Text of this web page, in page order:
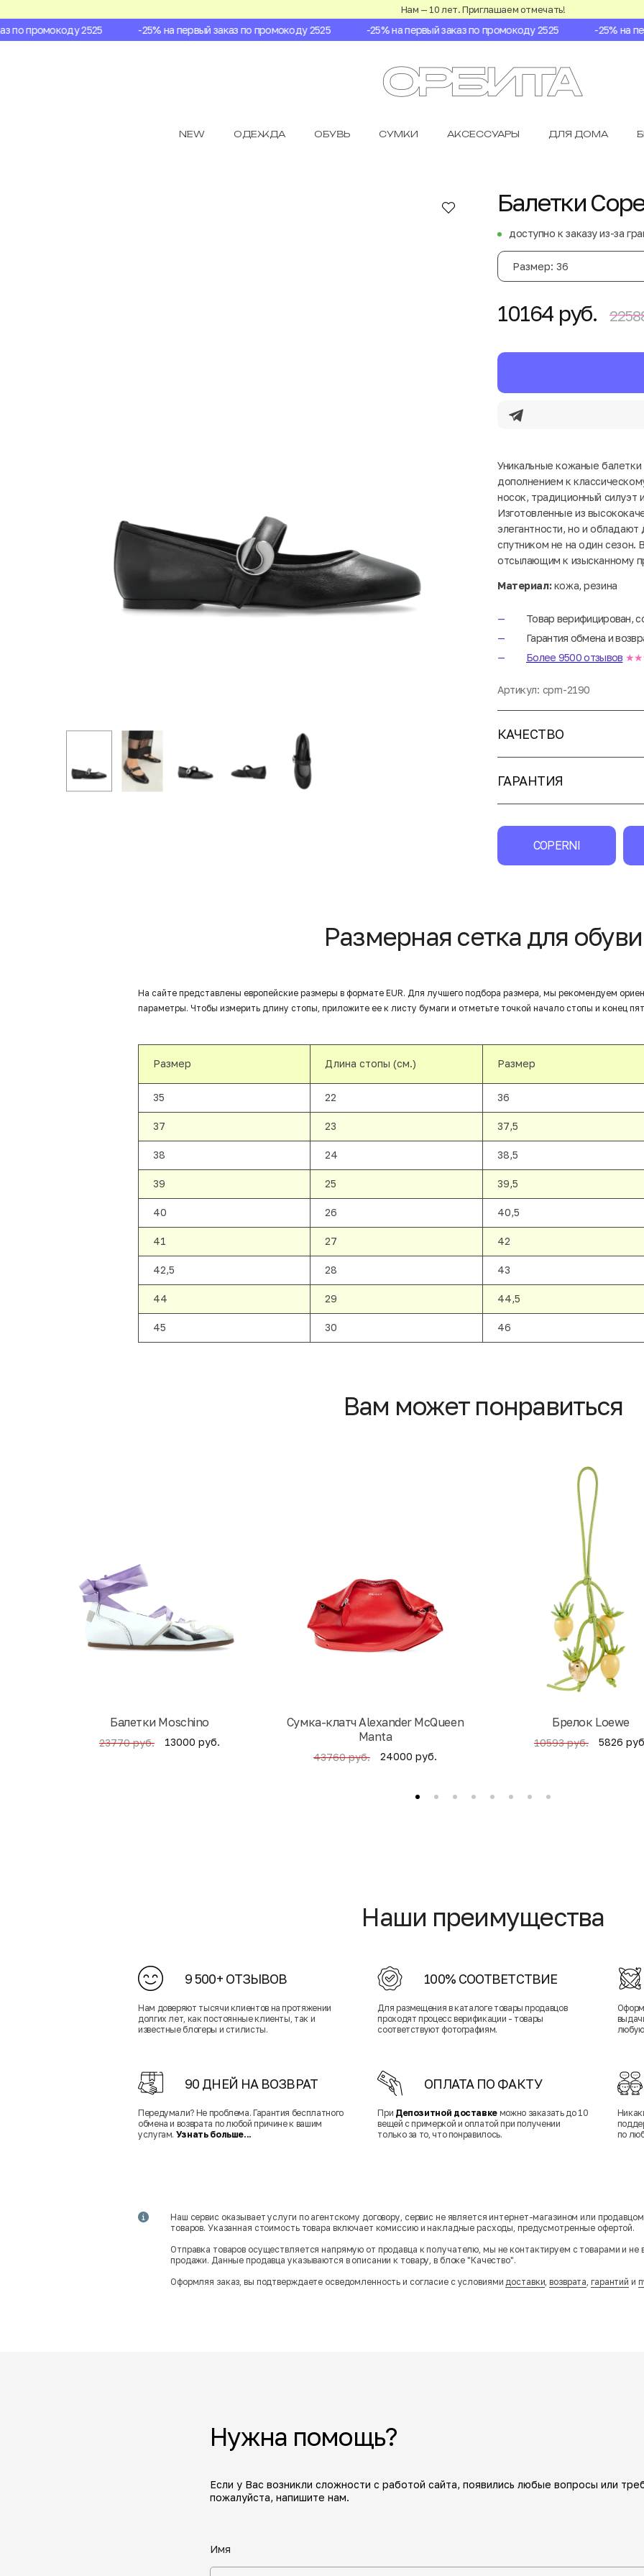
Нам — 10 лет. Приглашаем отмечать!
промокоду 2525 -25% на первый заказ по промокоду 2525 -25% на первый заказ по промокоду 2525 -25% на
NEW ОДЕЖДА ОБУВЬ СУМКИ АКСЕССУАРЫ ДЛЯ ДОМА
Балетки
доступно к заказу из-за
Размер: 36
10164 руб.
Уникальные кожаные
дополнением к
носок, традиционный
Изготовленные из
элегантности, но и
спутником не на один сезон.
отсылающим к изысканному
Материал:кожа, резина
Товар верифицирован,
Гарантия обмена и
Более 9500 отзывов
Артикул: cprn-2190
КАЧЕСТВО
ГАРАНТИЯ
COPERNI
Размерная сетка для обуви
На сайте представлены европейские размеры в формате EUR. Для лучшего подбора размера, мы рекомендуем
параметры. Чтобы измерить длину стопы, приложите ее к листу бумаги и отметьте точкой начало стопы и конец
Размер Длина стопы (см.) Размер
35 22 36
37 23 37,5
38 24 38,5
39 25 39,5
40 26 40,5
41 27 42
42,5 28 43
44 29 44,5
45 30 46
Вам может понравиться
Балетки Moschino
23770 руб. 13000 руб.
Cумка-клатч Alexander McQueen
Manta
43760 руб. 24000 руб.
Брелок Loewe
10593 руб. 5826
Наши преимущества
9 500+ ОТЗЫВОВ
Нам доверяют тысячи клиентов на протяжении
долгих лет, как постоянные клиенты, так и
известные блогеры и стилисты.
100% СООТВЕТСТВИЕ
Для размещения в каталоге товары продавцов
проходят процесс верификации - товары
соответствуют фотографиям.
90 ДНЕЙ НА ВОЗВРАТ
Передумали? Не проблема. Гарантия бесплатного
обмена и возврата по любой причине к вашим
услугам. Узнать больше...
ОПЛАТА ПО ФАКТУ
При Депозитной доставке можно заказать до 10
вещей с примеркой и оплатой при получении
только за то, что понравилось.
по
Наш сервис оказывает услуги по агентскому договору, сервис не является интернет-магазином или
товаров. Указанная стоимость товара включает комиссию и накладные расходы, предусмотренные офертой.
Отправка товаров осуществляется напрямую от продавца к получателю, мы не контактируем с товарами и не
продажи. Данные продавца указываются в описании к товару, в блоке "Качество".
Оформляя заказ, вы подтверждаете осведомленность и согласие с условиями доставки ,возврата гарантий и
Нужна помощь?
Если у Вас возникли сложности с работой сайта, появились любые вопросы или
пожалуйста, напишите нам.
Имя